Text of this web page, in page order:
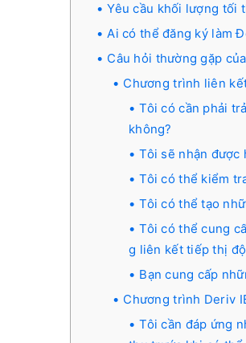
Yêu cầu khối lượng tối
Ai có thể đăng ký làm
Câu hỏi thường gặp
Chương trình liên
Tôi có cần phải
không?
Tôi sẽ nhận được
Tôi có thể kiểm
Tôi có thể tạo
Tôi có thể cung
g liên kết tiếp thị
Bạn cung cấp
Chương trình Deriv
Tôi cần đáp ứng